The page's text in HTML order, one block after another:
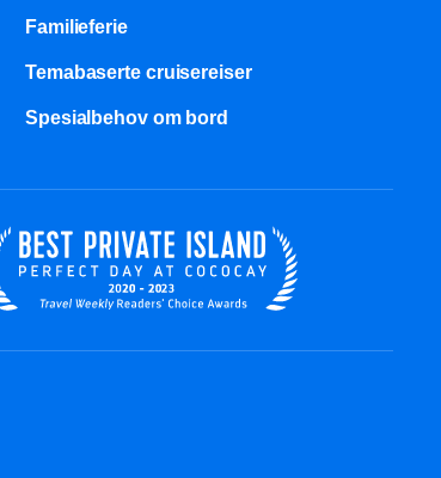
Familieferie
Temabaserte cruisereiser
Spesialbehov om bord